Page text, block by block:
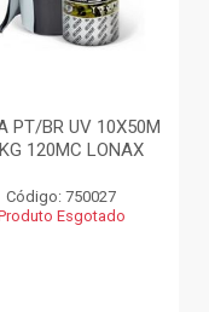
PT/BR UV 10X50M
120MC LONAX
Código: 750027
Esgotado